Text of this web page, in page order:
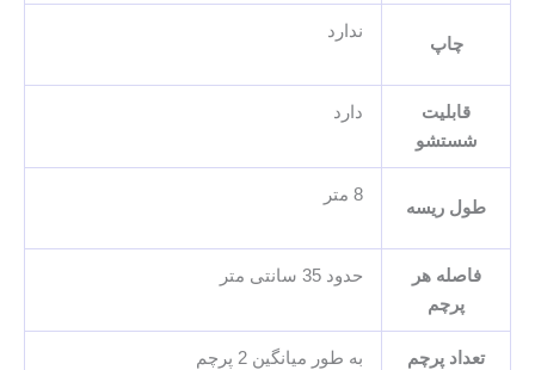
چاپ
ندارد
قابلیت
شستشو
دارد
طول ریسه
8 متر
فاصله هر
پرچم
حدود 35 سانتی متر
تعداد پرچم
به طور میانگین 2 پرچم